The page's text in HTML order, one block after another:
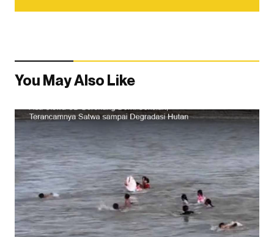
You May Also Like